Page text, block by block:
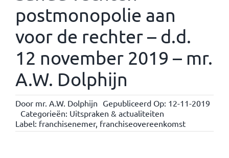
postmonopolie aan
voor de rechter – d.d.
12 november 2019 – mr.
A.W. Dolphijn
Door mr. A.W. Dolphijn Gepubliceerd Op: 12-11-2019
Categorieën: Uitspraken & actualiteiten
Label: franchisenemer, franchiseovereenkomst